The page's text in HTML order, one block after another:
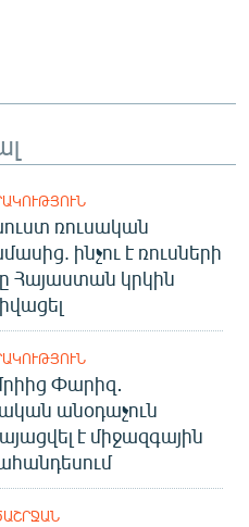
ռուսական
ինչու է ռուսների
Հայաստան կրկին
Փարիզ․
անօդաչուն
է միջազգային